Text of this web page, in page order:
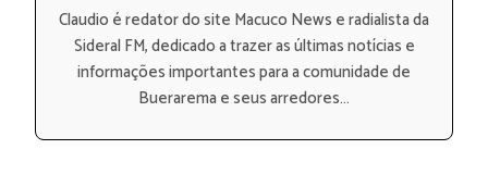
Claudio é redator do site Macuco News e radialista da
Sideral FM, dedicado a trazer as últimas notícias e
informações importantes para a comunidade de
Buerarema e seus arredores...